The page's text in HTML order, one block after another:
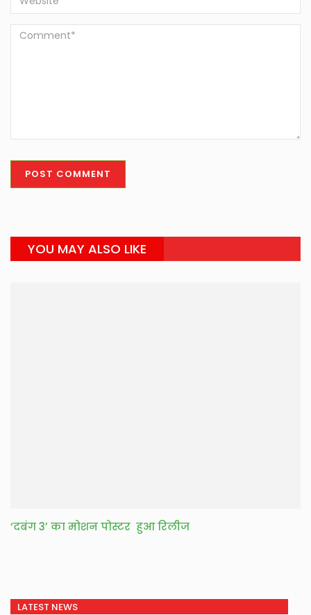
YOU MAY ALSO LIKE
‘दबंग 3’ का मोशन पोस्टर हुआ रिलीज
LATEST NEWS